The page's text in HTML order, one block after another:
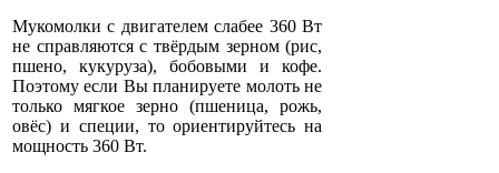
Мукомолки с двигателем слабее 360 Вт
не справляются с твёрдым зерном (рис,
пшено, кукуруза), бобовыми и кофе.
Поэтому если Вы планируете молоть не
только мягкое зерно (пшеница, рожь,
овёс) и специи, то ориентируйтесь на
мощность 360 Вт.